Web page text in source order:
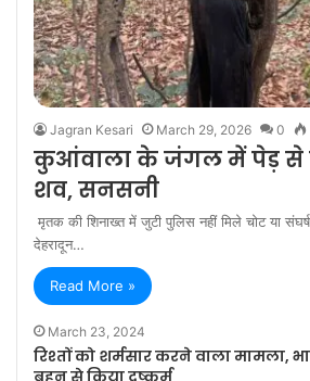
Jagran Kesari March 29, 2026 0
कुआंवाला के जंगल में पेड़ से
शव, सनसनी
मृतक की शिनाख्त में जुटी पुलिस नहीं मिले चोट या
देहरादून…
Read More »
March 23, 2024
रिश्तों को शर्मसार करने वाला मामला,
बहन से किया दुष्कर्म